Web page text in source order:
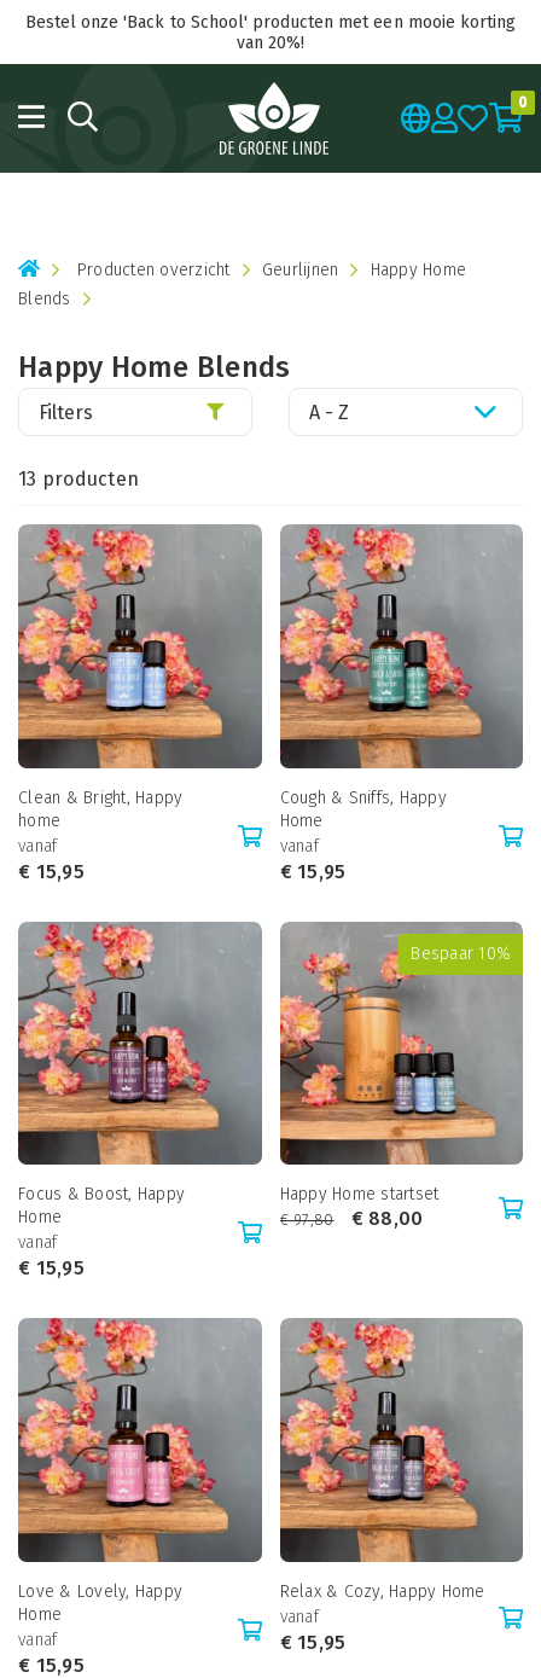
Bestel onze 'Back to School' producten met een mooie korting
van 20%!
0
Producten overzicht Geurlijnen
Happy Home
Blends
Happy Home Blends
13 producten
Filters A - Z
Clean & Bright, Happy
home
vanaf
€ 15,95
Cough & Sniffs, Happy
Home
vanaf
€15,95
Focus & Boost, Happy
Home
vanaf
€ 15,95
Bespaar 10%
Happy Home startset
€97,80 €88,00
Love & Lovely, Happy
Home
vanaf
€ 15,95
Relax & Cozy, Happy Home
vanaf
€15,95